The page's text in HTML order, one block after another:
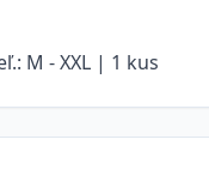
M - XXL | 1 kus